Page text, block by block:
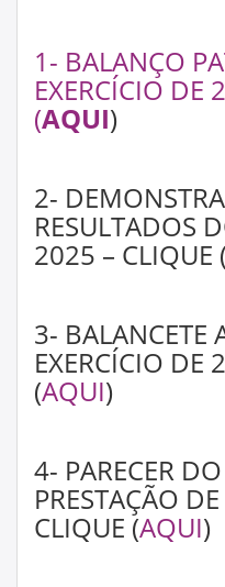
1- BALANÇO
EXERCÍCIO DE
(AQUI)
2-
RESULTADOS
2025 – CLIQUE
3- BALANCETE
EXERCÍCIO DE
(AQUI)
4- PARECER
PRESTAÇÃO
CLIQUE (AQUI)